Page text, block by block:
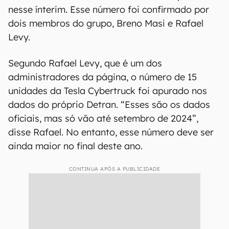
nesse ínterim. Esse número foi confirmado por
dois membros do grupo, Breno Masi e Rafael
Levy.
Segundo Rafael Levy, que é um dos
administradores da página, o número de 15
unidades da Tesla Cybertruck foi apurado nos
dados do próprio Detran. “Esses são os dados
oficiais, mas só vão até setembro de 2024”,
disse Rafael. No entanto, esse número deve ser
ainda maior no final deste ano.
CONTINUA APÓS A PUBLICIDADE